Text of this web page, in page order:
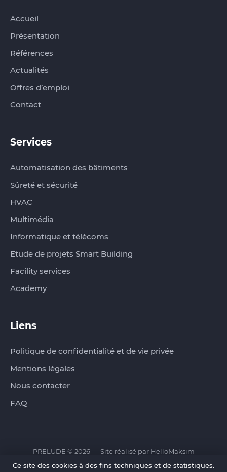
Accueil
Présentation
Références
Actualités
Offres d’emploi
Contact
Services
Automatisation des bâtiments
Sûreté et sécurité
HVAC
Multimédia
Informatique et télécoms
Etude de projets Smart Building
Facility services
Academy
Liens
Politique de confidentialité et de vie privée
Mentions légales
Nous contacter
FAQ
PRELUDE © 2026 Site réalisé par HelloMaksim
Ce site des cookies à des fins techniques et de statistiques.